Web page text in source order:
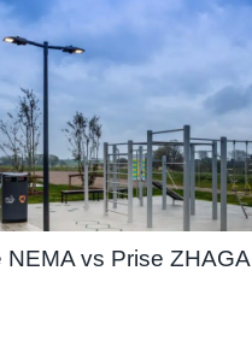
NEMA vs Prise ZHAGA